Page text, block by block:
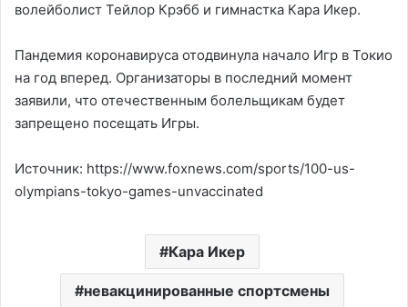
волейболист Тейлор Крэбб и гимнастка Кара Икер.
Пандемия коронавируса отодвинула начало Игр в Токио
на год вперед. Организаторы в последний момент
заявили, что отечественным болельщикам будет
запрещено посещать Игры.
Источник: https://www.foxnews.com/sports/100-us-
olympians-tokyo-games-unvaccinated
Кара Икер
невакцинированные спортсмены